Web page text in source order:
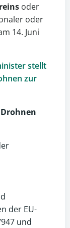
oder
oder
14. Juni
stellt
zur
der EU-
und